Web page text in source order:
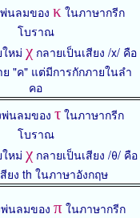
นลมของ κ ในภาษากรีก
โบราณ
หม่ χ กลายเป็นเสียง /x/ คือ
ย "ค" แต่มีการกักภายในลำ
คอ
นลมของ τในภาษากรีก
โบราณ
หม่ χกลายเป็นเสียง /θ/ คือ
ยง th ในภาษาอังกฤษ
พ่นลมของ π ในภาษากรีก